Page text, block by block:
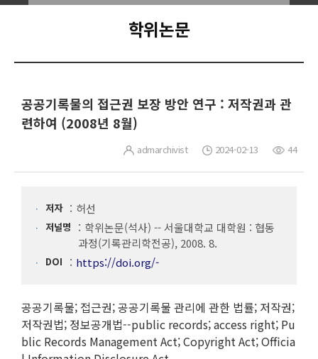
학위논문
공공기록물의 접근권 보장 방안 연구 : 저작권과 관
련하여 (2008년 8월)
admarchivist 2024-02-13 44
저자 허선
저널명
학위논문(석사) -- 서울대학교 대학원 : 협동
과정(기록관리학전공), 2008. 8.
DOI https://doi.org/-
공공기록물; 접근권; 공공기록물 관리에 관한 법률; 저작권;
저작권법; 정보공개법--public records; access right; Pu
blic Records Management Act; Copyright Act; Officia